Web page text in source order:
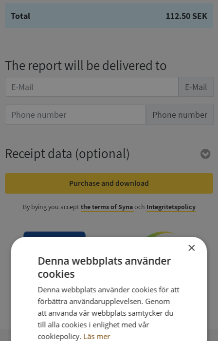
Total 112.50 SEK
The report will be delivered to
E-Mail
Phone number
Receipt data (optional)
Purchase and download
By bying you acceptthe terms of Synaoch Integritetspolicy
×
Denna webbplats använder
cookies
Denna webbplats använder cookies för att
förbättra användarupplevelsen. Genom
att använda vår webbplats samtycker du
till alla cookies i enlighet med vår
cookiepolicy. Läs mer